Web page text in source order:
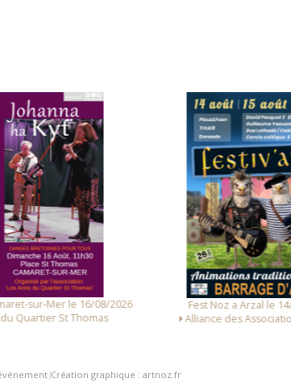
sur-Mer le 16/08/2026
St Thomas
Fest Noz a Arzal le 14/08/
Alliance des Associations
|Création graphique : artnoz.fr